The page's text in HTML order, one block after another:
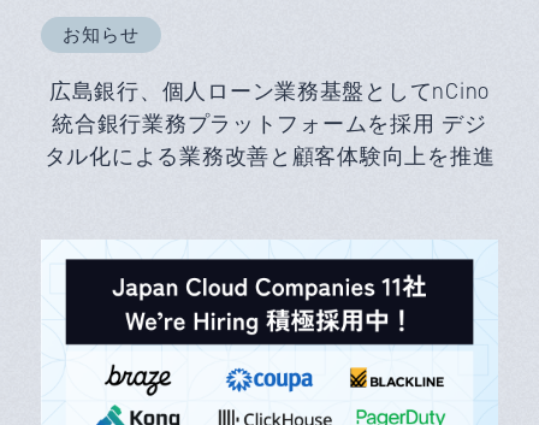
お知らせ
広島銀行、個人ローン業務基盤としてnCino
統合銀行業務プラットフォームを採用 デジ
タル化による業務改善と顧客体験向上を推進